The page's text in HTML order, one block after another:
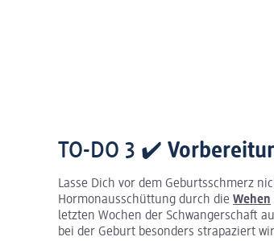
TO-DO 3 ✔️
Lasse Dich vor dem Geburtsschmerz
Hormonausschüttung durch die Wehen
letzten Wochen der Schwangerschaft
bei der Geburt besonders strapaziert